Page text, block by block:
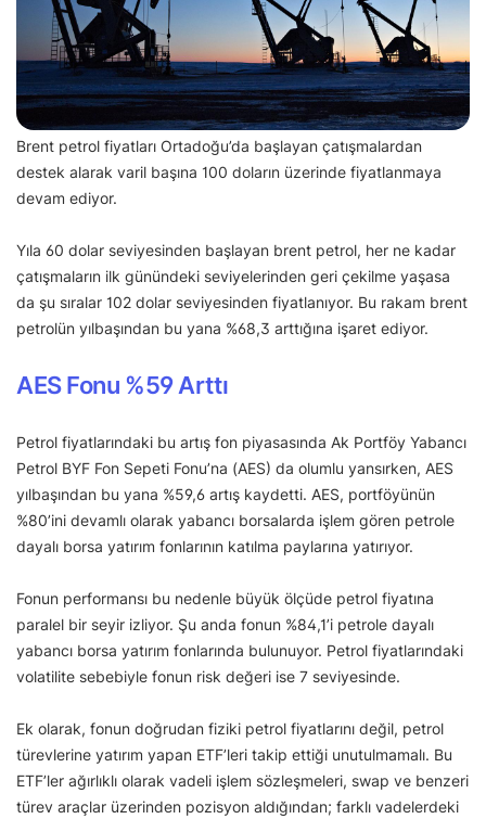
Brent petrol fiyatları Ortadoğu’da başlayan çatışmalardan
destek alarak varil başına 100 doların üzerinde fiyatlanmaya
devam ediyor.
Yıla 60 dolar seviyesinden başlayan brent petrol, her ne kadar
çatışmaların ilk günündeki seviyelerinden geri çekilme yaşasa
da şu sıralar 102 dolar seviyesinden fiyatlanıyor. Bu rakam brent
petrolün yılbaşından bu yana %68,3 arttığına işaret ediyor.
AES Fonu %59 Arttı
Petrol fiyatlarındaki bu artış fon piyasasında Ak Portföy Yabancı
Petrol BYF Fon Sepeti Fonu’na (AES) da olumlu yansırken, AES
yılbaşından bu yana %59,6 artış kaydetti. AES, portföyünün
%80’ini devamlı olarak yabancı borsalarda işlem gören petrole
dayalı borsa yatırım fonlarının katılma paylarına yatırıyor.
Fonun performansı bu nedenle büyük ölçüde petrol fiyatına
paralel bir seyir izliyor. Şu anda fonun %84,1’i petrole dayalı
yabancı borsa yatırım fonlarında bulunuyor. Petrol fiyatlarındaki
volatilite sebebiyle fonun risk değeri ise 7 seviyesinde.
Ek olarak, fonun doğrudan fiziki petrol fiyatlarını değil, petrol
türevlerine yatırım yapan ETF’leri takip ettiği unutulmamalı. Bu
ETF’ler ağırlıklı olarak vadeli işlem sözleşmeleri, swap ve benzeri
türev araçlar üzerinden pozisyon aldığından; farklı vadelerdeki